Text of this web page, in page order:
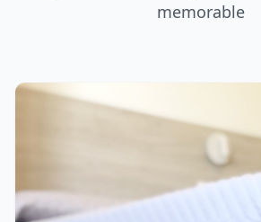
memorable